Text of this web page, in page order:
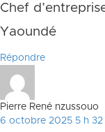
Chef
Yaoundé
Répondre
Pierre René nzussouo
6 octobre 2025 5 h 32